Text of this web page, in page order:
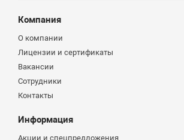
Компания
О компании
Лицензии и сертификаты
Вакансии
Сотрудники
Контакты
Информация
Акции и спецпредложения